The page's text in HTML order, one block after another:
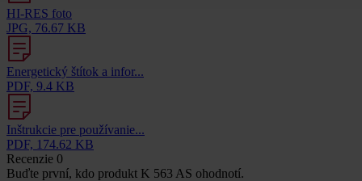
HI-RES foto
JPG, 76.67 KB
Energetický štítok a infor...
PDF, 9.4 KB
Inštrukcie pre používanie...
PDF, 174.62 KB
Recenzie 0
Buďte první, kdo produkt K 563 AS ohodnotí.